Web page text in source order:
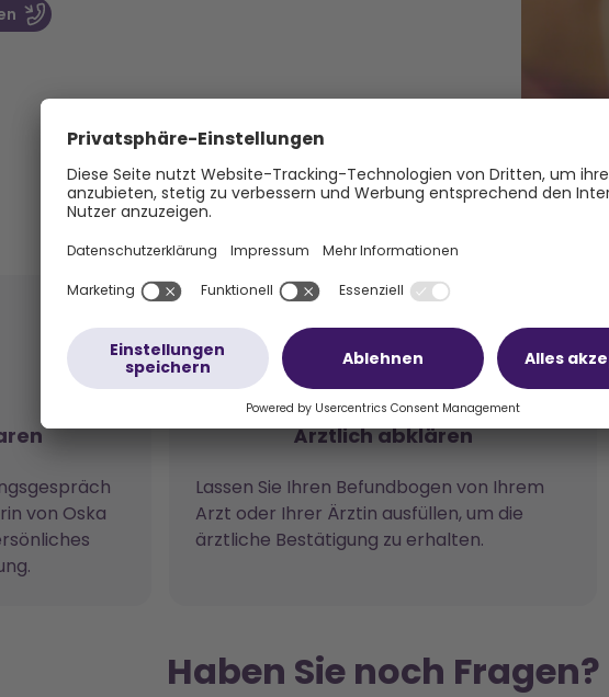
In 3 Schritten zum Oska
von Oska
Ärztlich abklären
Lassen Sie Ihren Befundbogen von Ihrem
Arzt oder Ihrer Ärztin ausfüllen, um die
ärztliche Bestätigung zu erhalten.
Haben Sie noch Fragen?